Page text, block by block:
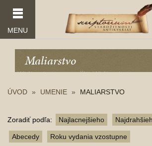
MENU
Maliarstvo
ÚVOD UMENIE MALIARSTVO
Zoradiť podľa: Najlacnejšieho
Abecedy Roku vydania vzostupne